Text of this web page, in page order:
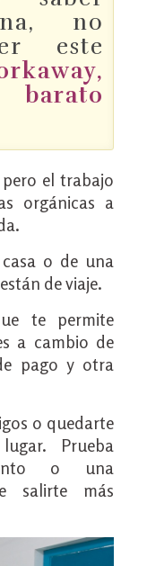
no
este
el trabajo
orgánicas a
o de una
de viaje.
te permite
a cambio de
pago y otra
o quedarte
Prueba
o una
salirte más